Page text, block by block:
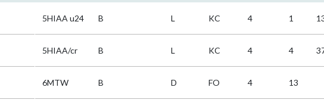
5HIAA u24 B L KC 4 1
5HIAA/cr B L KC 4 4
6MTW B D FO 4 13